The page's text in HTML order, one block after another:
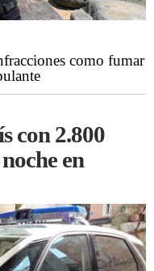
como fumar
con 2.800
en